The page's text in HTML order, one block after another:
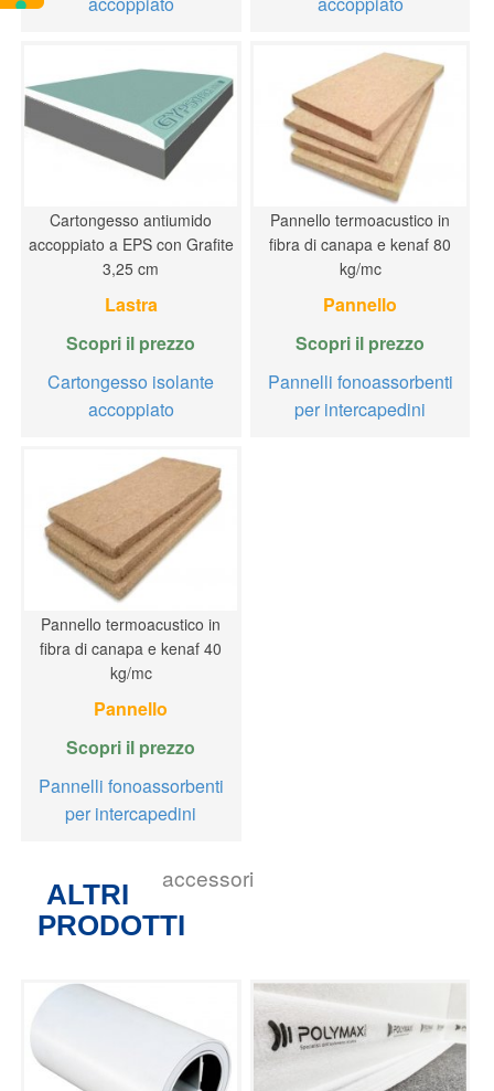
Cartongesso antiumido
accoppiato a EPS con Grafite
3,25 cm
Lastra
Scopri il prezzo
Cartongesso isolante
accoppiato
Pannello termoacustico in
fibra di canapa e kenaf 80
kg/mc
Pannello
Scopri il prezzo
Pannelli fonoassorbenti
per intercapedini
Pannello termoacustico in
fibra di canapa e kenaf 40
kg/mc
Pannello
Scopri il prezzo
Pannelli fonoassorbenti
per intercapedini
ALTRI
PRODOTTI
accessori